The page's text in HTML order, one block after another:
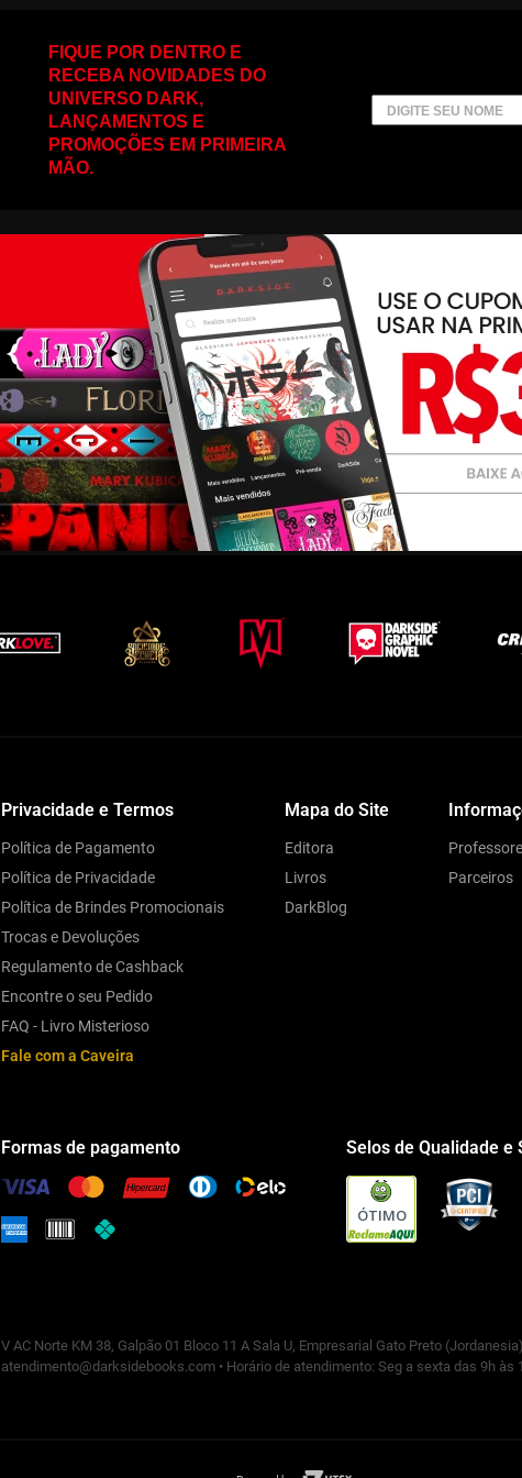
FIQUE POR DENTRO E
RECEBA NOVIDADES DO
UNIVERSO DARK,
LANÇAMENTOS E
PROMOÇÕES EM PRIMEIRA
MÃO.
Privacidade e Termos
Política de Pagamento
Política de Privacidade
Política de Brindes Promocionais
Trocas e Devoluções
Regulamento de Cashback
Encontre o seu Pedido
FAQ - Livro Misterioso
Fale com a Caveira
Mapa do Site
Editora
Livros
DarkBlog
Parceiros
Formas de pagamento Selos de Qualidade e
ÓTIMO
V AC Norte KM 38, Galpão 01 Bloco 11 A Sala U, Empresarial Gato Preto
atendimento@darksidebooks.com • Horário de atendimento: Seg a sexta das 9h às